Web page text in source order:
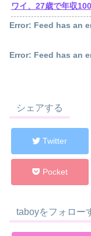
ワイ、27歳で年収
Error: Feed has an
Error: Feed has an
シェアする
Twitter
Pocket
taboyをフォロー